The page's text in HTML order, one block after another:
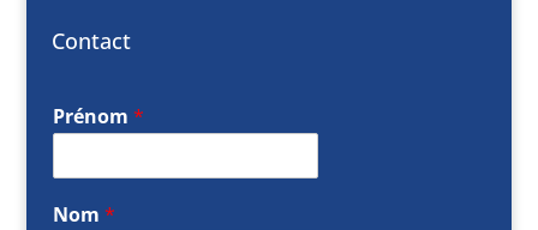
Contact
Prénom *
Nom *